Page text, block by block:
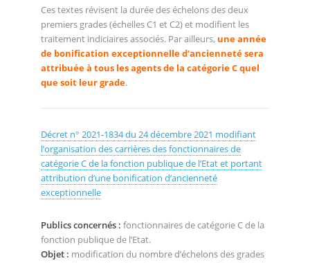
Ces textes révisent la durée des échelons des deux
premiers grades (échelles C1 et C2) et modifient les
traitement indiciaires associés. Par ailleurs, une année
de bonification exceptionnelle d’ancienneté sera
attribuée à tous les agents de la catégorie C quel
que soit leur grade.
Décret n° 2021-1834 du 24 décembre 2021 modifiant
l’organisation des carrières des fonctionnaires de
catégorie C de la fonction publique de l’Etat et portant
attribution d’une bonification d’ancienneté
exceptionnelle
Publics concernés : fonctionnaires de catégorie C de la
fonction publique de l’Etat.
Objet : modification du nombre d’échelons des grades